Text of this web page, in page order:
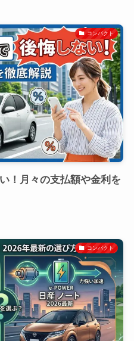
コンパクト
！月々の支払額や金利を
コンパクト